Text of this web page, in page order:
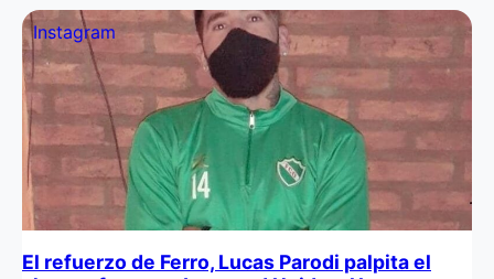
Instagram
El refuerzo de Ferro, Lucas Parodi palpita el